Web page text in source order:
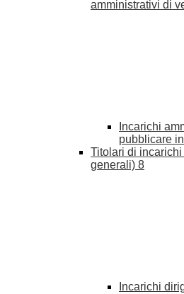
amministrativi di
Incarichi
pubblicare
Titolari di
generali) 8
Incarichi